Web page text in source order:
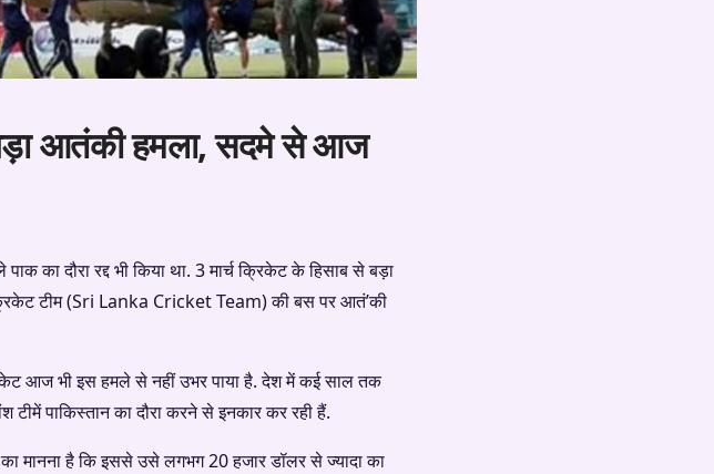
आतंकी हमला, सदमे से आज
का दौरा रद्द भी किया था. 3 मार्च क्रिकेट के हिसाब से बड़ा
क्रिकेट टीम (Sri Lanka Cricket Team) की बस पर आतं’की
आज भी इस हमले से नहीं उभर पाया है. देश में कई साल तक
टीमें पाकिस्तान का दौरा करने से इनकार कर रही हैं.
मानना है कि इससे उसे लगभग 20 हजार डॉलर से ज्यादा का